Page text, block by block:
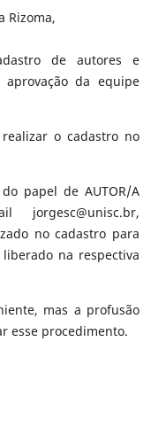
Rizoma,
de autores e
da equipe
o cadastro no
papel de AUTOR/A
jorgesc@unisc.br,
no cadastro para
na respectiva
mas a profusão
esse procedimento.